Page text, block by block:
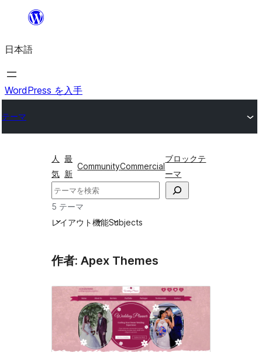
を
ス
キ
プ
日本語
WordPress を入手
テーマ
人
気
最
新
CommunityCommercial
ブロックテ
ーマ
検
索
5 テーマ
レイアウト機能Subjects
作者: Apex Themes